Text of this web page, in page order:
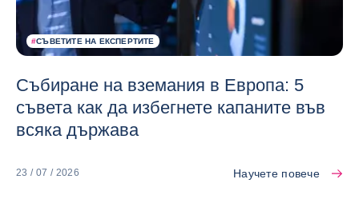
#СЪВЕТИТЕ НА ЕКСПЕРТИТЕ
Събиране на вземания в Европа: 5
съвета как да избегнете капаните във
всяка държава
23 / 07 / 2026 Научете повече